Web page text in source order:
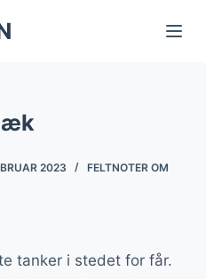
2023
FELTNOTER OM
tanker i stedet for får.